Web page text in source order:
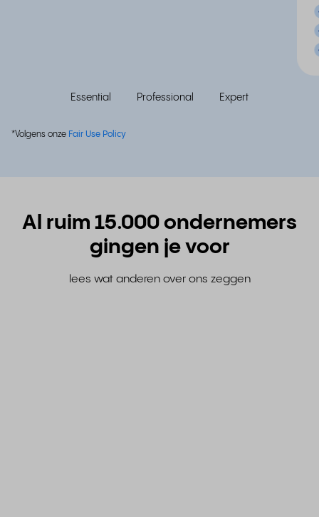
Essential Professional Expert
*Volgens onze Fair Use Policy
Al ruim 15.000 ondernemers
gingen je voor
lees wat anderen over ons zeggen